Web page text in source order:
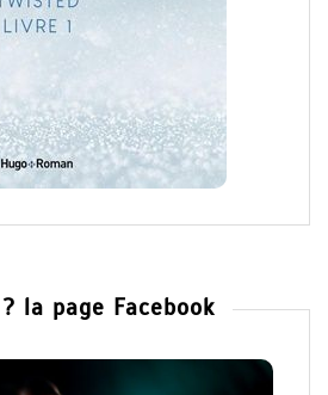
la page Facebook